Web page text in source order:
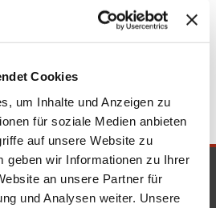
Cookies
um Inhalte und Anzeigen zu
für soziale Medien anbieten
auf unsere Website zu
geben wir Informationen zu Ihrer
an unsere Partner für
und Analysen weiter. Unsere
Sandhausen
Wohnung
Sandhausen
& KOMPETENZ